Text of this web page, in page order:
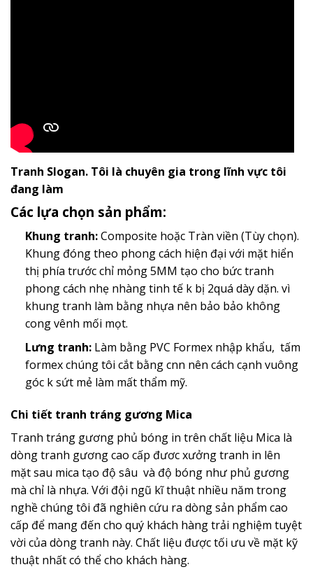
Tranh Slogan. Tôi là chuyên gia trong lĩnh vực tôi
đang làm
Các lựa chọn sản phẩm:
Khung tranh:Composite hoặc Tràn viền (Tùy chọn).
Khung đóng theo phong cách hiện đại với mặt hiển
thị phía trước chỉ mỏng 5MM tạo cho bức tranh
phong cách nhẹ nhàng tinh tế k bị 2quá dày dặn. vì
khung tranh làm bằng nhựa nên bảo bảo không
cong vênh mối mọt.
Lưng tranh:Làm bằng PVC Formex nhập khẩu, tấm
formex chúng tôi cắt bằng cnn nên cách cạnh vuông
góc k sứt mẻ làm mất thẩm mỹ.
Chi tiết tranh tráng gương Mica
Tranh tráng gương phủ bóng in trên chất liệu Mica là
dòng tranh gương cao cấp đươc xưởng tranh in lên
mặt sau mica tạo độ sâu và độ bóng như phủ gương
mà chỉ là nhựa. Với đội ngũ kĩ thuật nhiều năm trong
nghề chúng tôi đã nghiên cứu ra dòng sản phẩm cao
cấp để mang đến cho quý khách hàng trải nghiệm tuyệt
vời của dòng tranh này. Chất liệu được tối ưu về mặt kỹ
thuật nhất có thể cho khách hàng.